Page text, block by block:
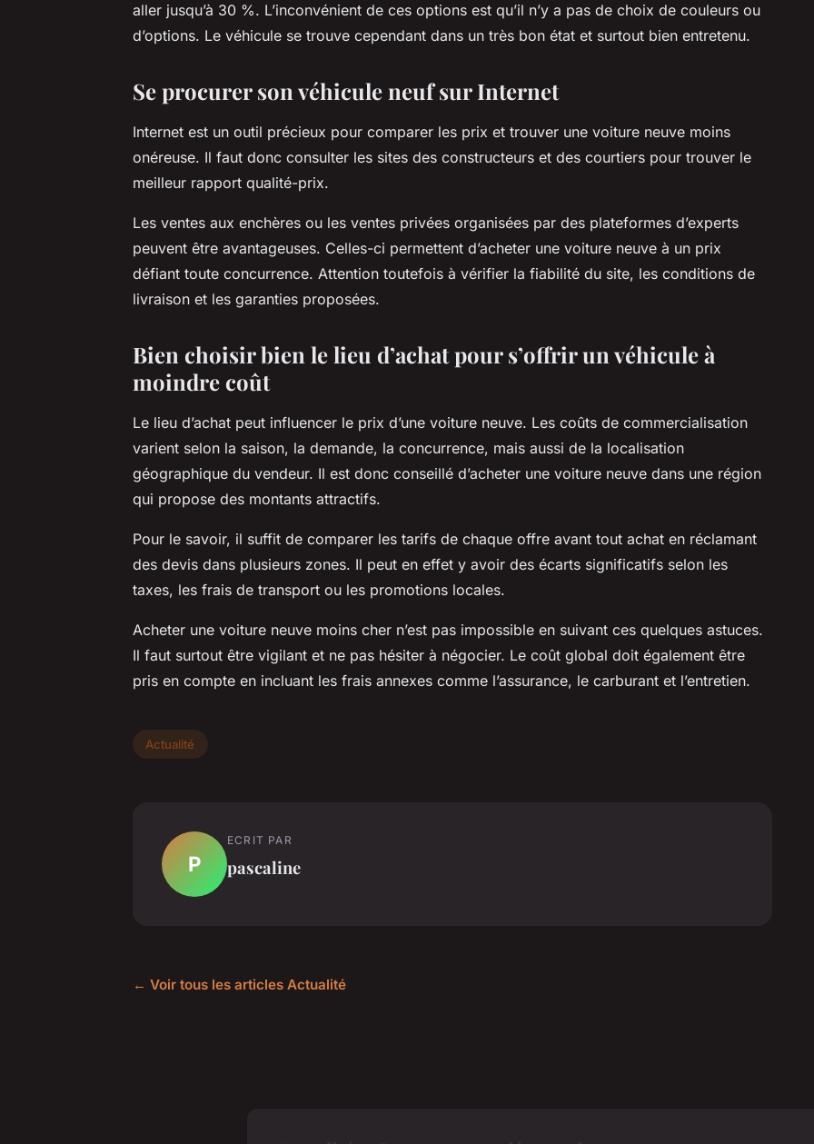
aller jusqu’à 30 %. L’inconvénient de ces options est qu’il n’y a pas de choix de couleurs ou
d’options. Le véhicule se trouve cependant dans un très bon état et surtout bien entretenu.
Se procurer son véhicule neuf sur Internet
Internet est un outil précieux pour comparer les prix et trouver une voiture neuve moins
onéreuse. Il faut donc consulter les sites des constructeurs et des courtiers pour trouver le
meilleur rapport qualité-prix.
Les ventes aux enchères ou les ventes privées organisées par des plateformes d’experts
peuvent être avantageuses. Celles-ci permettent d’acheter une voiture neuve à un prix
défiant toute concurrence. Attention toutefois à vérifier la fiabilité du site, les conditions de
livraison et les garanties proposées.
Bien choisir bien le lieu d’achat pour s’offrir un véhicule à
moindre coût
Le lieu d’achat peut influencer le prix d’une voiture neuve. Les coûts de commercialisation
varient selon la saison, la demande, la concurrence, mais aussi de la localisation
géographique du vendeur. Il est donc conseillé d’acheter une voiture neuve dans une région
qui propose des montants attractifs.
Pour le savoir, il suffit de comparer les tarifs de chaque offre avant tout achat en réclamant
des devis dans plusieurs zones. Il peut en effet y avoir des écarts significatifs selon les
taxes, les frais de transport ou les promotions locales.
Acheter une voiture neuve moins cher n’est pas impossible en suivant ces quelques astuces.
Il faut surtout être vigilant et ne pas hésiter à négocier. Le coût global doit également être
pris en compte en incluant les frais annexes comme l’assurance, le carburant et l’entretien.
Actualité
P
ECRIT PAR
pascaline
← Voir tous les articles Actualité